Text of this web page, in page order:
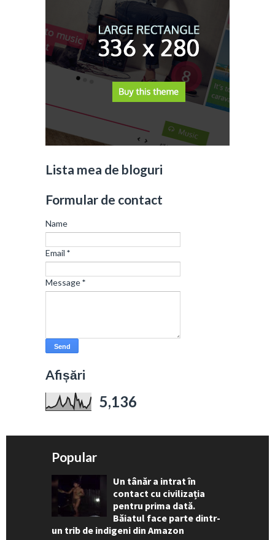
Lista mea de bloguri
Formular de contact
Name
Email *
Message*
Afișări
5,136
Popular
Un tânăr a intrat în
contact cu civilizația
pentru prima dată.
Băiatul face parte dintr-
un trib de indigeni din Amazon